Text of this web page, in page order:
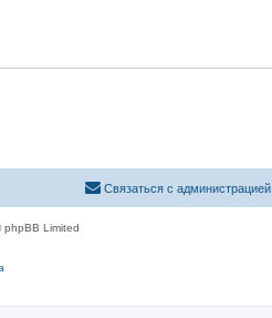
Связаться с администрацией
Limited